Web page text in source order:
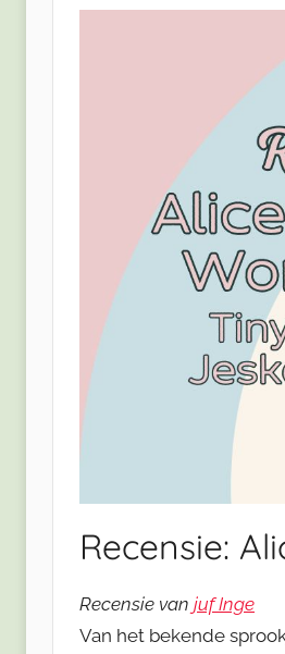
Recensie:
Recensie van juf Inge
Van het bekende